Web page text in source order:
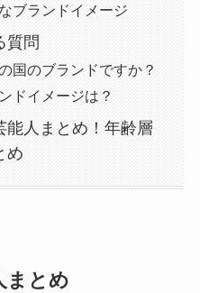
ブランドイメージ
質問
国のブランドですか？
ドイメージは？
能人まとめ！年齢層
め
まとめ